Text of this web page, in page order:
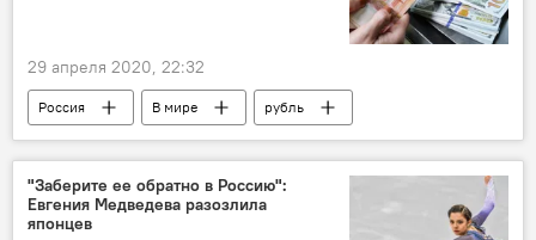
29 апреля 2020, 22:32
Россия В мире
рубль
нефть
"Заберите ее обратно в Россию":
Евгения Медведева разозлила
японцев